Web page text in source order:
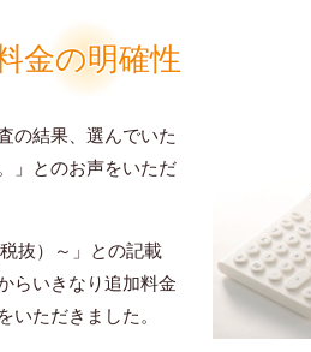
金の明確性
の結果、選んでいた
」とのお声をいただ
抜）～」との記載
らいきなり追加料金
いただきました。